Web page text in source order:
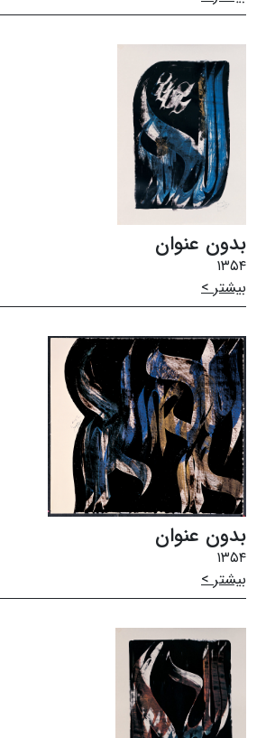
بدون عنوان
۱۳۵۴
بیشتر >
بدون عنوان
۱۳۵۴
بیشتر >